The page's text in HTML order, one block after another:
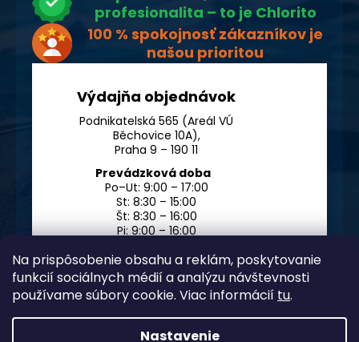
Na prispôsobenie obsahu a reklám, poskytovanie
funkcií sociálnych médií a analýzu návštevnosti
používame súbory cookie. Viac informácií tu.
Nastavenie
profesionalita – to je Chlorito
100 % spokojnosť zákazníkov je
našou prioritou
Výdajňa objednávok
Podnikatelská 565 (Areál VÚ
Běchovice 10A),
Praha 9 – 190 11
Prevádzková doba
Po–Ut: 9:00 – 17:00
St: 8:30 – 15:00
Št: 8:30 – 16:00
Pi: 9:00 – 16:00